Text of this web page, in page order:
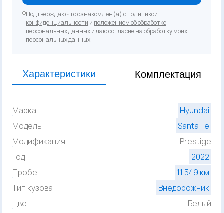
Подтверждаю что ознакомлен(а) сполитикой
конфиденциальности и положением об обработке
персональных данныхи даю согласие на обработку моих
персональных данных
Характеристики Комплектация
Марка
Hyundai
Модель
Santa Fe
Модификация
Prestige
Год
2022
Пробег
11 549 км
Тип кузова
Внедорожник
Цвет
Белый